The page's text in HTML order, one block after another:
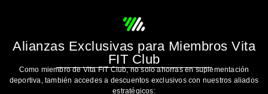
Alianzas Exclusivas para Miembros Vita
FIT Club
Como miembro de Vita FIT Club, no solo ahorras en suplementación
deportiva, también accedes a descuentos exclusivos con nuestros aliados
estratégicos: